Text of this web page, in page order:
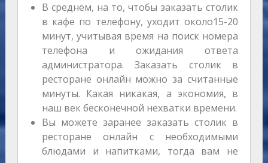
В среднем, на то, чтобы заказать столик
в кафе по телефону, уходит около15-20
минут, учитывая время на поиск номера
телефона и ожидания ответа
администратора. Заказать столик в
ресторане онлайн можно за считанные
минуты. Какая никакая, а экономия, в
наш век бесконечной нехватки времени.
Вы можете заранее заказать столик в
ресторане онлайн с необходимыми
блюдами и напитками, тогда вам не